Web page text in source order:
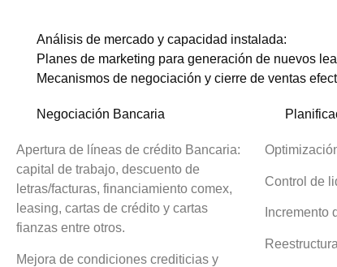
Análisis de mercado y capacidad instalada:
Planes de marketing para generación de nuevos
Mecanismos de negociación y cierre de ventas
Negociación Bancaria
Apertura de líneas de crédito Bancaria:
capital de trabajo, descuento de
letras/facturas, financiamiento comex,
leasing, cartas de crédito y cartas
fianzas entre otros.
Mejora de condiciones crediticias y
Control de
Incremento